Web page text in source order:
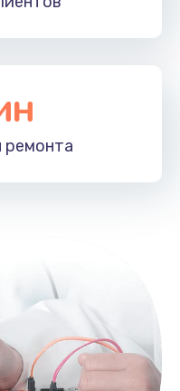
ремонта